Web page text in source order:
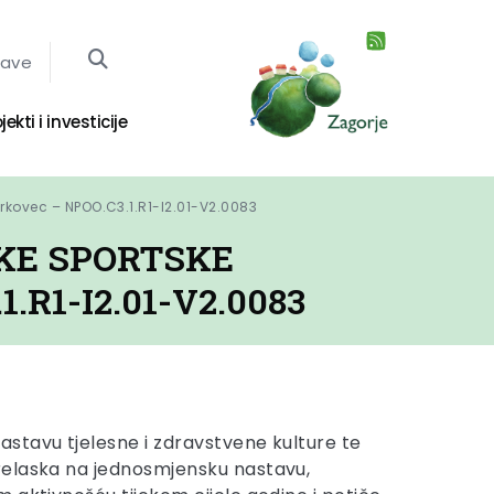
i investicije
– NPOO.C3.1.R1-I2.01-V2.0083
SPORTSKE
I2.01-V2.0083
tjelesne i zdravstvene kulture te
na jednosmjensku nastavu,